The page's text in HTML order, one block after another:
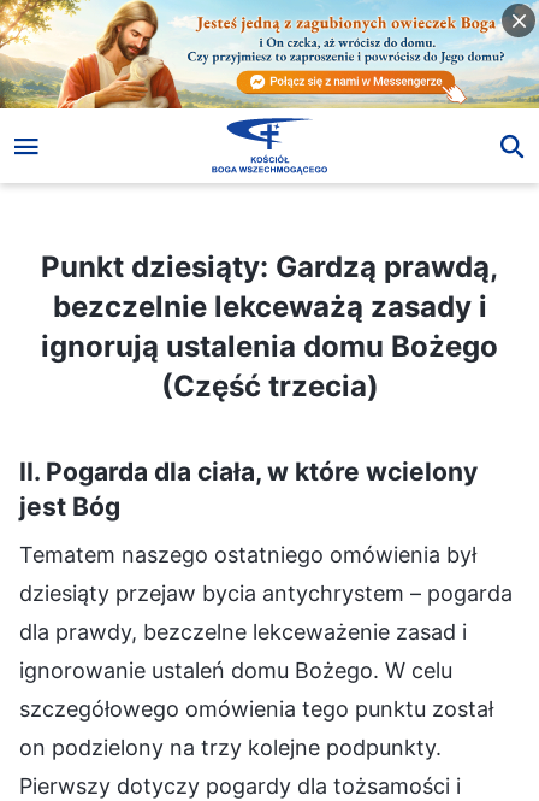
Punkt dziesiąty: Gardzą prawdą,
bezczelnie lekceważą zasady i
ignorują ustalenia domu Bożego
(Część trzecia)
II. Pogarda dla ciała, w które wcielony
jest Bóg
Tematem naszego ostatniego omówienia był
dziesiąty przejaw bycia antychrystem – pogarda
dla prawdy, bezczelne lekceważenie zasad i
ignorowanie ustaleń domu Bożego. W celu
szczegółowego omówienia tego punktu został
on podzielony na trzy kolejne podpunkty.
Pierwszy dotyczy pogardy dla tożsamości i